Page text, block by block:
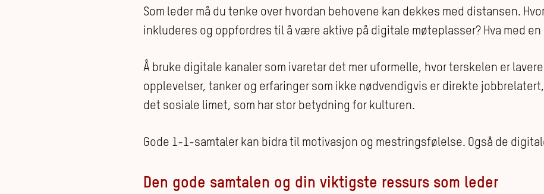
Som leder må du tenke over hvordan behovene kan dekkes med distansen.
inkluderes og oppfordres til å være aktive på digitale møteplasser? Hva med
Å bruke digitale kanaler som ivaretar det mer uformelle, hvor terskelen er
opplevelser, tanker og erfaringer som ikke nødvendigvis er direkte jobbrelatert,
det sosiale limet, som har stor betydning for kulturen.
Gode 1-1-samtaler kan bidra til motivasjon og mestringsfølelse. Også de
Den gode samtalen og din viktigste ressurs som leder